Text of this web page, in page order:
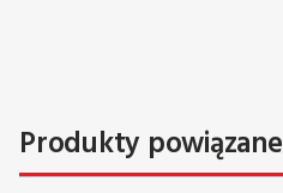
Produkty powiązane